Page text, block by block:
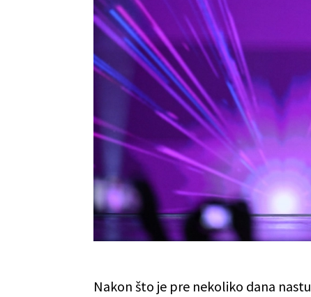
Nakon što je pre nekoliko dana